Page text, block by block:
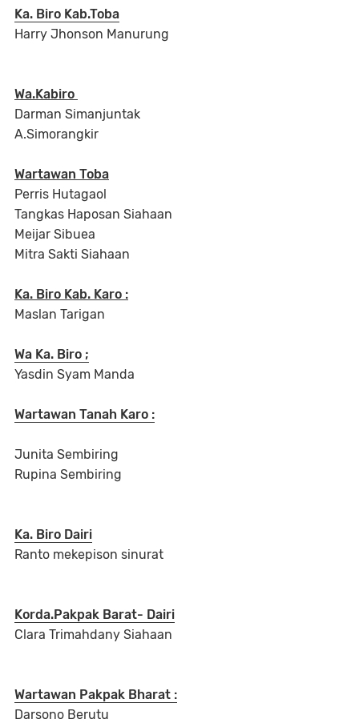
Ka. Biro Kab.Toba
Harry Jhonson Manurung
Wa.Kabiro
Darman Simanjuntak
A.Simorangkir
Wartawan Toba
Perris Hutagaol
Tangkas Haposan Siahaan
Meijar Sibuea
Mitra Sakti Siahaan
Ka. Biro Kab. Karo :
Maslan Tarigan
Wa Ka. Biro ;
Yasdin Syam Manda
Wartawan Tanah Karo :
Junita Sembiring
Rupina Sembiring
Ka. Biro Dairi
Ranto mekepison sinurat
Korda.Pakpak Barat- Dairi
Clara Trimahdany Siahaan
Wartawan Pakpak Bharat :
Darsono Berutu